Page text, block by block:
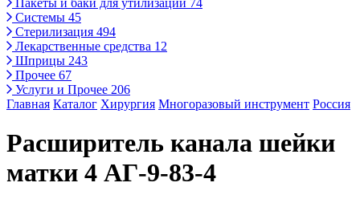
Пакеты и баки для утилизации 74
Системы 45
Стерилизация 494
Лекарственные средства 12
Шприцы 243
Прочее 67
Услуги и Прочее 206
Главная Каталог Хирургия Многоразовый инструмент Россия
Расширитель канала шейки
матки 4 АГ-9-83-4